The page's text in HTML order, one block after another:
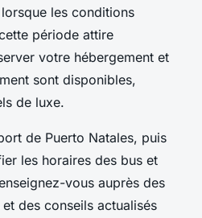
les conditions
période attire
votre hébergement et
sont disponibles,
de luxe.
de Puerto Natales, puis
les horaires des bus et
vous auprès des
des conseils actualisés